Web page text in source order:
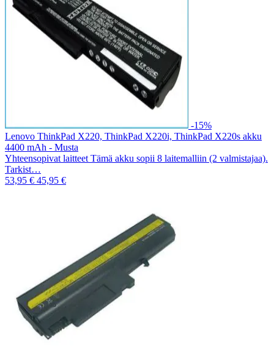
-15%
Lenovo ThinkPad X220, ThinkPad X220i, ThinkPad X220s akku
4400 mAh - Musta
Yhteensopivat laitteet Tämä akku sopii 8 laitemalliin (2 valmistajaa).
Tarkist…
53,95 € 45,95 €